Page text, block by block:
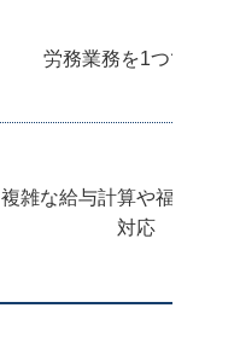
労務業務を1つで完結
複雑な給与計算や福利厚生
対応